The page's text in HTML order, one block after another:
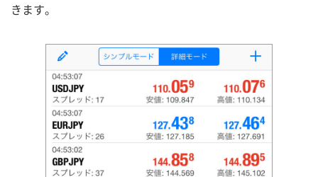
きます。